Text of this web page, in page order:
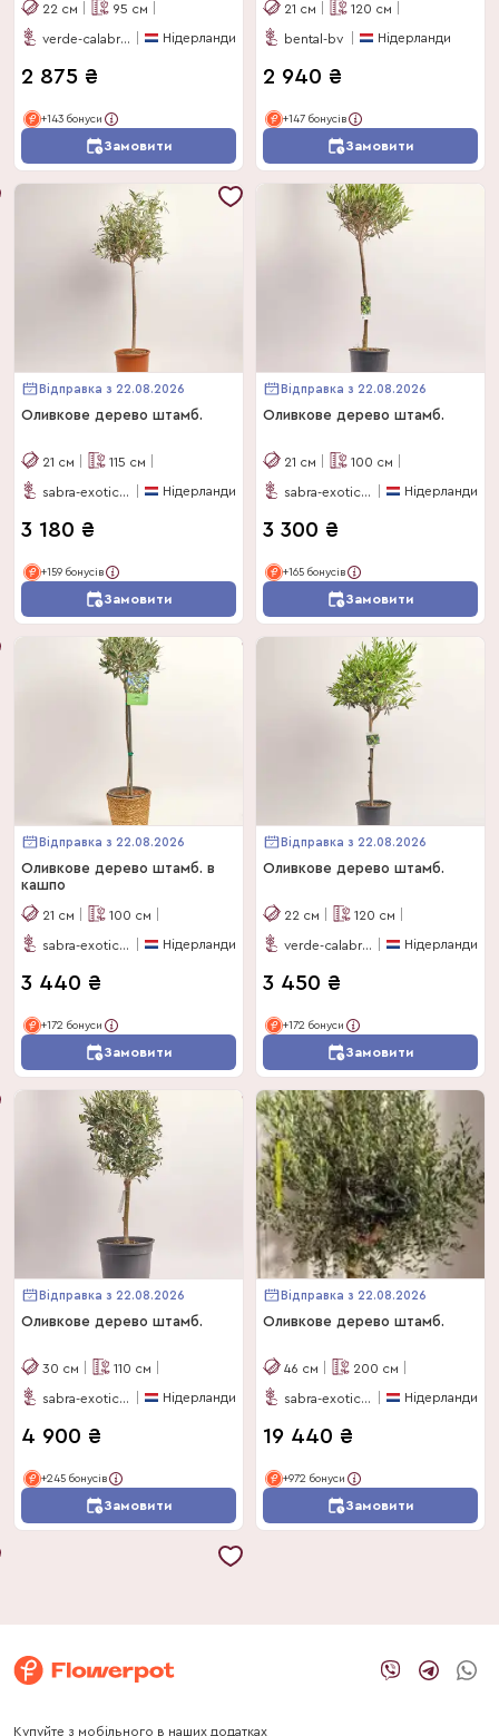
22 см 95 см
verde-calabria Нідерланди
2 875 ₴
+143 бонуси
Замовити
21 см 120 см
bental-bv Нідерланди
2 940 ₴
+147 бонусів
Замовити
Відправка з 22.08.2026
Оливкове дерево штамб.
21 см 115 см
sabra-exotics-bv Нідерланди
3 180 ₴
+159 бонусів
Замовити
Відправка з 22.08.2026
Оливкове дерево штамб.
21 см 100 см
sabra-exotics-bv Нідерланди
3 300 ₴
+165 бонусів
Замовити
Відправка з 22.08.2026
Оливкове дерево штамб. в
кашпо
21 см 100 см
sabra-exotics-bv Нідерланди
3 440 ₴
+172 бонуси
Замовити
Відправка з 22.08.2026
Оливкове дерево штамб.
22 см 120 см
verde-calabria Нідерланди
3 450 ₴
+172 бонуси
Замовити
Відправка з 22.08.2026
Оливкове дерево штамб.
30 см 110 см
sabra-exotics-bv Нідерланди
4 900 ₴
+245 бонусів
Замовити
Відправка з 22.08.2026
Оливкове дерево штамб.
46 см 200 см
sabra-exotics-bv Нідерланди
19 440 ₴
+972 бонуси
Замовити
Купуйте з мобільного в наших додатках